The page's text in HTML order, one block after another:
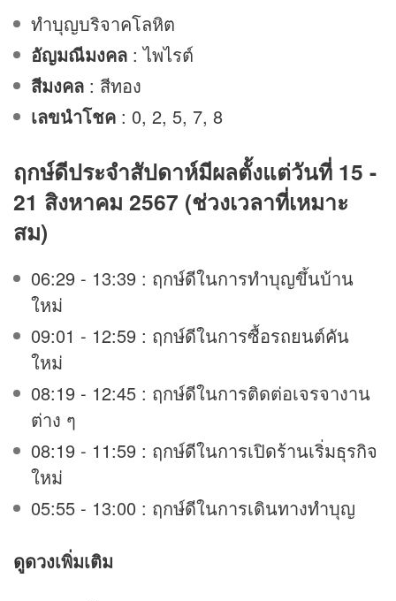
ทำบุญบริจาคโลหิต
อัญมณีมงคล : ไพไรต์
สีมงคล : สีทอง
เลขนำโชค : 0, 2, 5, 7, 8
ฤกษ์ดีประจำสัปดาห์มีผลตั้งแต่วันที่ 15 -
21 สิงหาคม 2567 (ช่วงเวลาที่เหมาะ
สม)
06:29 - 13:39 : ฤกษ์ดีในการทำบุญขึ้นบ้าน
ใหม่
09:01 - 12:59 : ฤกษ์ดีในการซื้อรถยนต์คัน
ใหม่
08:19 - 12:45 : ฤกษ์ดีในการติดต่อเจรจางาน
ต่าง ๆ
08:19 - 11:59 : ฤกษ์ดีในการเปิดร้านเริ่มธุรกิจ
ใหม่
05:55 - 13:00 : ฤกษ์ดีในการเดินทางทำบุญ
ดูดวงเพิ่มเติม